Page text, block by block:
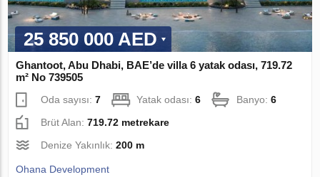
25 850 000 AED
Ghantoot, Abu Dhabi, BAE’de villa 6 yatak odası, 719.72
m² No 739505
Oda sayısı:7 Yatak odası:6 Banyo:6
Brüt Alan:719.72 metrekare
Denize Yakınlık:200 m
Ohana Development